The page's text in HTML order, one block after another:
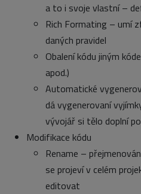
a to i svoje vlastní –
Rich Formating – umí
daných pravidel
Obalení kódu jiným
apod.)
Automatické
dá vygenerovaní
vývojář si tělo doplní
Modifikace kódu
Rename –
se projeví v celém
editovat